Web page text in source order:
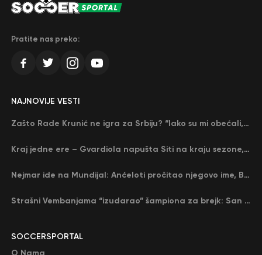
Pratite nas preko:
SOCCERSPORTAL
NAJNOVIJE VESTI
Zašto Rade Krunić ne igra za Srbiju? “Iako su mi obećali, niko me nije zvao…”
Kraj jedne ere – Gvardiola napušta Siti na kraju sezone, menja ga njegov nekadašnji rival
Nejmar ide na Mundijal: Anćeloti pročitao njegovo ime, Brazil u delirijumu (VIDEO)
Strašni Vembanjama “izudarao” šampiona za brejk: San Antonio poveo protiv Oklahome